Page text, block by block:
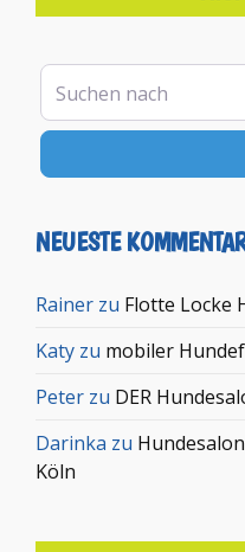
Suchen nach
NEUESTE
Rainer zu Flotte Locke
Katy zu mobiler
Peter zu DER
Darinka zu
Köln